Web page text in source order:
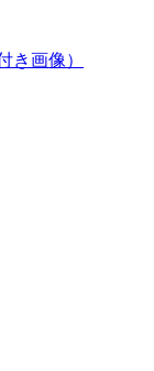
き画像）